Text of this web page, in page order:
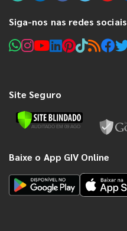
Siga-nos nas redes sociais
Site Seguro
Baixe o App GIV Online